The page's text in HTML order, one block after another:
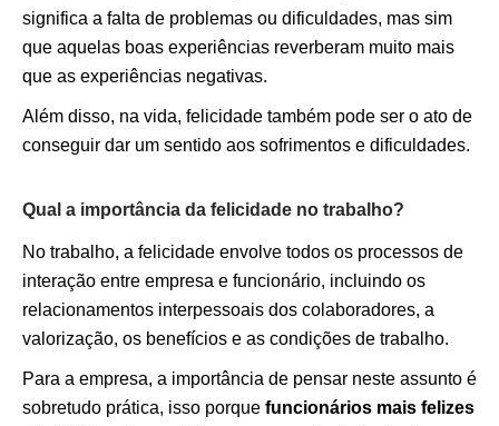
significa a falta de problemas ou dificuldades, mas sim
que aquelas boas experiências reverberam muito mais
que as experiências negativas.
Além disso, na vida, felicidade também pode ser o ato de
conseguir dar um sentido aos sofrimentos e dificuldades.
Qual a importância da felicidade no trabalho?
No trabalho, a felicidade envolve todos os processos de
interação entre empresa e funcionário, incluindo os
relacionamentos interpessoais dos colaboradores, a
valorização, os benefícios e as condições de trabalho.
Para a empresa, a importância de pensar neste assunto é
sobretudo prática, isso porque funcionários mais felizes